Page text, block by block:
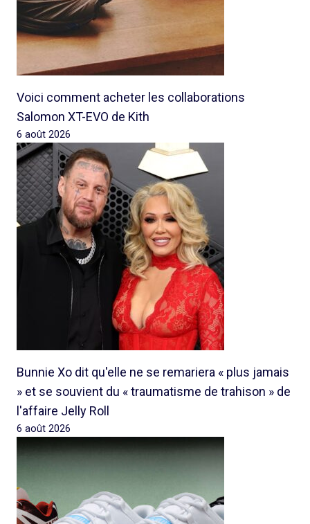
Voici comment acheter les collaborations
Salomon XT-EVO de Kith
6 août 2026
Bunnie Xo dit qu'elle ne se remariera « plus jamais
» et se souvient du « traumatisme de trahison » de
l'affaire Jelly Roll
6 août 2026